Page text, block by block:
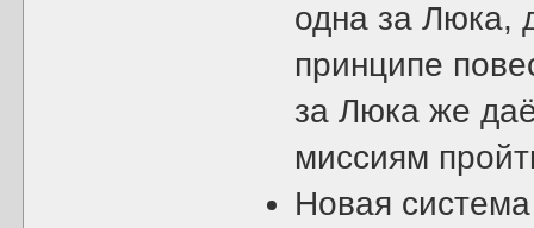
одна за Люка,
принципе
за Люка же
миссиям
Новая